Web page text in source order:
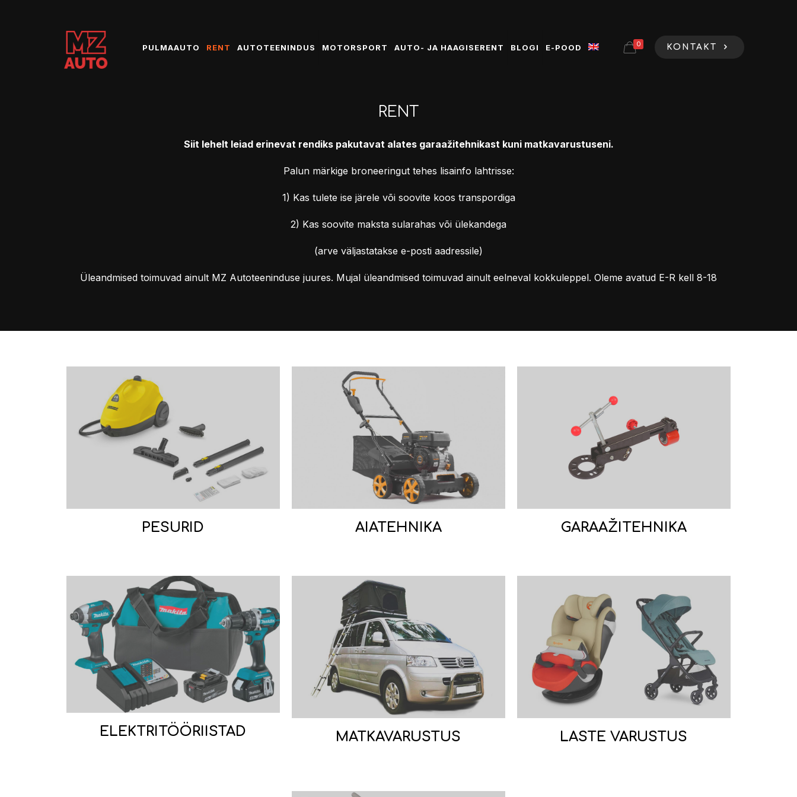
PULMAAUTO RENT AUTOTEENINDUS MOTORSPORT AUTO- JA HAAGISERENT BLOGI E-POOD 0 KONTAKT
RENT
Siit lehelt leiad erinevat rendiks pakutavat alates garaažitehnikast kuni matkavarustuseni.
Palun märkige broneeringut tehes lisainfo lahtrisse:
1) Kas tulete ise järele või soovite koos transpordiga
2) Kas soovite maksta sularahas või ülekandega
(arve väljastatakse e-posti aadressile)
Üleandmised toimuvad ainult MZ Autoteeninduse juures. Mujal üleandmised toimuvad ainult eelneval kokkuleppel. Oleme avatud E-R kell 8-18
PESURID AIATEHNIKA GARAAŽITEHNIKA
ELEKTRITÖÖRIISTAD MATKAVARUSTUS LASTE VARUSTUS